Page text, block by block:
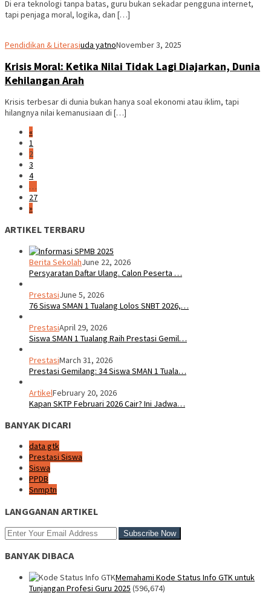
Di era teknologi tanpa batas, guru bukan sekadar pengguna internet,
tapi penjaga moral, logika, dan […]
Pendidikan & Literasiuda yatnoNovember 3, 2025
Krisis Moral: Ketika Nilai Tidak Lagi Diajarkan, Dunia
Kehilangan Arah
Krisis terbesar di dunia bukan hanya soal ekonomi atau iklim, tapi
hilangnya nilai kemanusiaan di […]
«
1
2
3
4
…
27
»
ARTIKEL TERBARU
Berita SekolahJune 22, 2026
Persyaratan Daftar Ulang. Calon Peserta …
PrestasiJune 5, 2026
76 Siswa SMAN 1 Tualang Lolos SNBT 2026,…
PrestasiApril 29, 2026
Siswa SMAN 1 Tualang Raih Prestasi Gemil…
PrestasiMarch 31, 2026
Prestasi Gemilang: 34 Siswa SMAN 1 Tuala…
ArtikelFebruary 20, 2026
Kapan SKTP Februari 2026 Cair? Ini Jadwa…
BANYAK DICARI
data gtk
Prestasi Siswa
Siswa
PPDB
Snmptn
LANGGANAN ARTIKEL
BANYAK DIBACA
Memahami Kode Status Info GTK untuk
Tunjangan Profesi Guru 2025 (596,674)